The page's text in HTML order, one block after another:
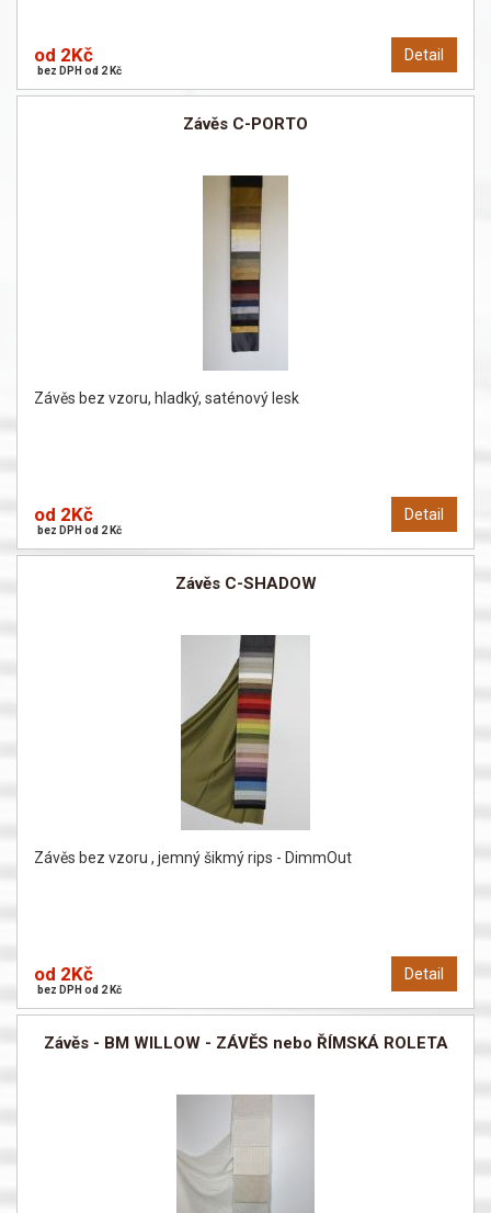
Detail
od 2Kč
bez DPH od 2 Kč
Závěs C-PORTO
Závěs bez vzoru, hladký, saténový lesk
Detail
od 2Kč
bez DPH od 2 Kč
Závěs C-SHADOW
Závěs bez vzoru , jemný šikmý rips - DimmOut
Detail
od 2Kč
bez DPH od 2 Kč
Závěs - BM WILLOW - ZÁVĚS nebo ŘÍMSKÁ ROLETA